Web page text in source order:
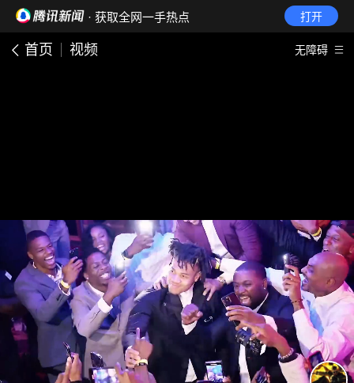
· 获取全网一手热点 打开
首页 视频 无障碍